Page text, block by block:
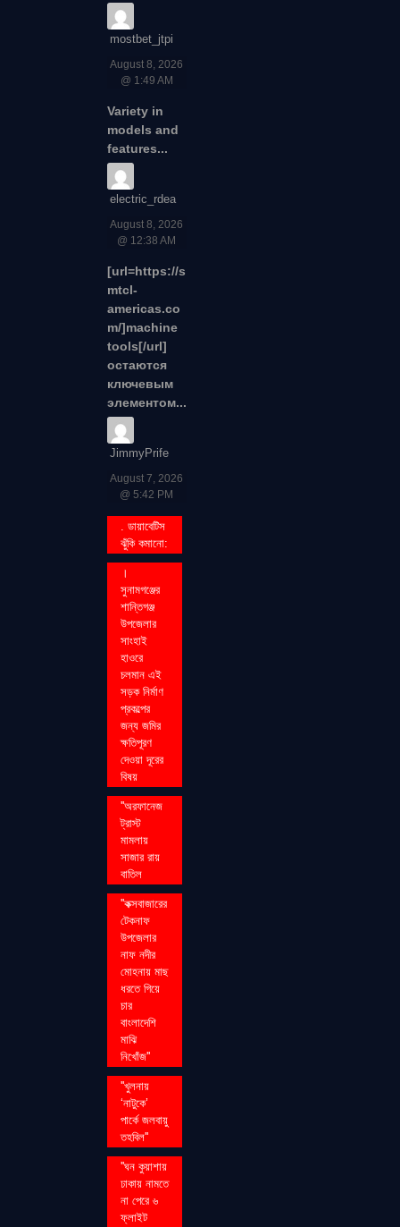
mostbet_jtpi
August 8, 2026
@ 1:49 AM
Variety in
models and
features...
electric_rdea
August 8, 2026
@ 12:38 AM
[url=https://s
mtcl-
americas.co
m/]machine
tools[/url]
остаются
ключевым
элементом...
JimmyPrife
August 7, 2026
@ 5:42 PM
. ডায়াবেটিস
ঝুঁকি কমানো:
।
সুনামগঞ্জের
শান্তিগঞ্জ
উপজেলার
সাংহাই
হাওরে
চলমান এই
সড়ক নির্মাণ
প্রকল্পের
জন্য জমির
ক্ষতিপূরণ
দেওয়া দূরের
বিষয়
''অরফানেজ
ট্রাস্ট
মামলায়
সাজার রায়
বাতিল
''কক্সবাজারের
টেকনাফ
উপজেলার
নাফ নদীর
মোহনায় মাছ
ধরতে গিয়ে
চার
বাংলাদেশি
মাঝি
নিখোঁজ''
''খুলনায়
‘নাটুকে’
পার্কে জলবায়ু
তহবিল''
''ঘন কুয়াশায়
ঢাকায় নামতে
না পেরে ৬
ফ্লাইট